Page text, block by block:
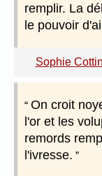
remplir. La
le pouvoir
Sophie Cottin
On croit
l'or et les
remords
l'ivresse.